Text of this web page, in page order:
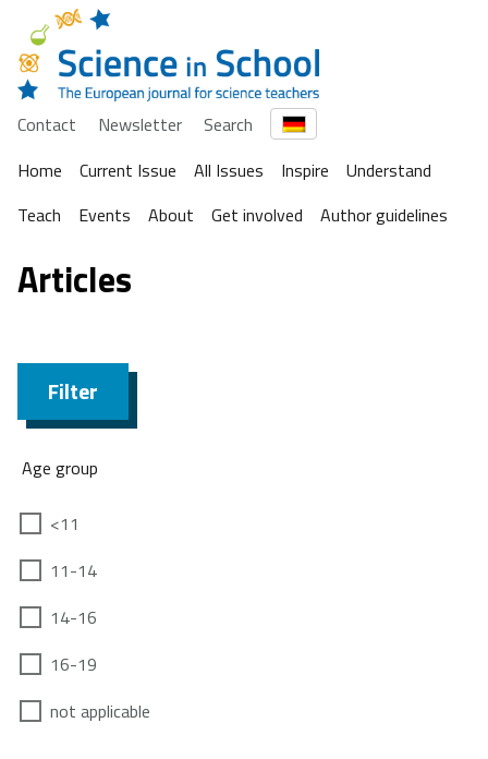
Contact Newsletter
Search
Home
Current Issue All Issues Inspire
Understand
Teach
Events About Get involved Author guidelines
Articles
Filter
Age group
<11
11-14
14-16
16-19
not applicable